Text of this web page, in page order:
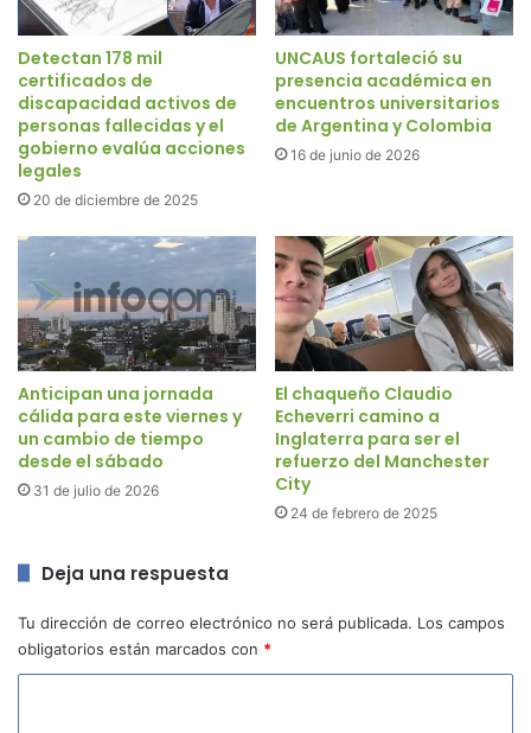
Detectan 178 mil
certificados de
discapacidad activos de
personas fallecidas y el
gobierno evalúa acciones
legales
20 de diciembre de 2025
UNCAUS fortaleció su
presencia académica en
encuentros universitarios
de Argentina y Colombia
16 de junio de 2026
Anticipan una jornada
cálida para este viernes y
un cambio de tiempo
desde el sábado
31 de julio de 2026
El chaqueño Claudio
Echeverri camino a
Inglaterra para ser el
refuerzo del Manchester
City
24 de febrero de 2025
Deja una respuesta
Tu dirección de correo electrónico no será publicada. Los campos
obligatorios están marcados con *